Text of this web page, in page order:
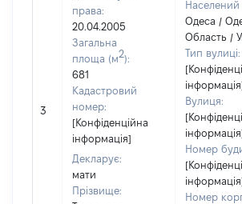
3
права:
20.04.2005
Загальна
площа (м2):
681
Кадастровий
номер:
[Конфіденційна
інформація]
Декларує:
мати
Прізвище:
Населений
Одеса /
Область /
Тип вулиці:
Вулиця:
Номер
Номер